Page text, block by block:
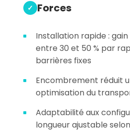
Forces
Installation rapide :
entre 30 et 50 % par
barrières fixes
Encombrement réduit
optimisation du
Adaptabilité aux
longueur ajustable